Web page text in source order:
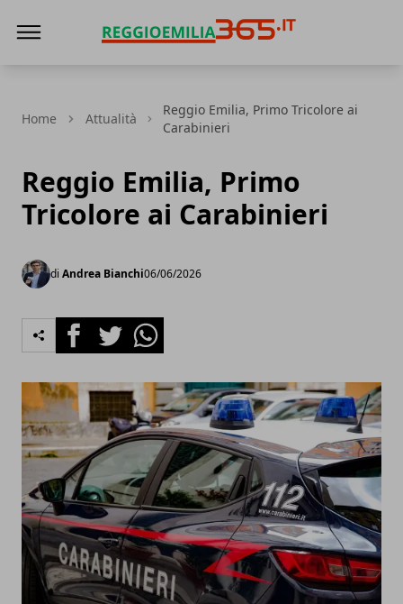
Home Attualità
Reggio Emilia, Primo Tricolore ai
Carabinieri
Reggio Emilia, Primo
Tricolore ai Carabinieri
di Andrea Bianchi06/06/2026
FacebookTwitterWhatsapp